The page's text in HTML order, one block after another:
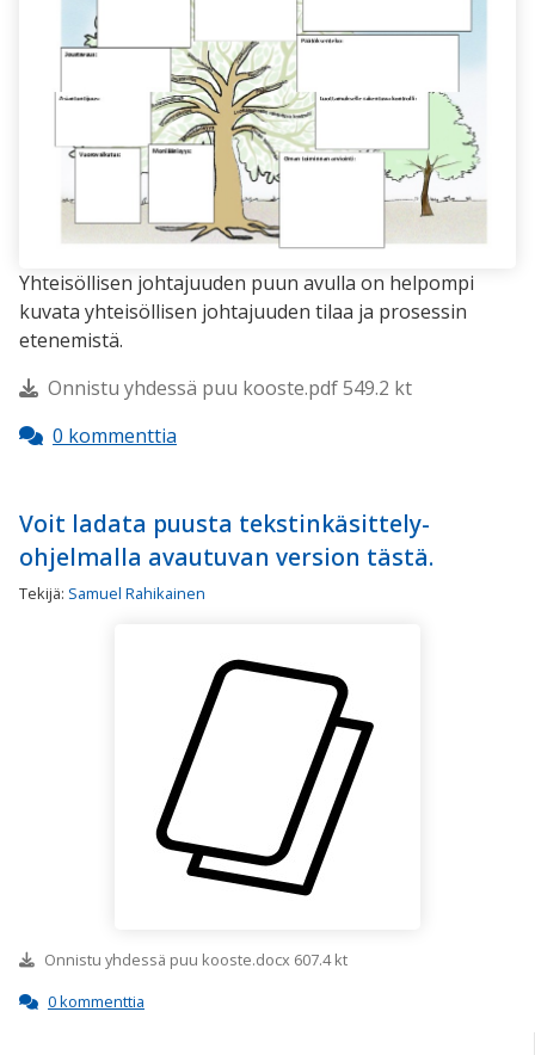
Yhteisöllisen johtajuuden puun avulla on helpompi
kuvata yhteisöllisen johtajuuden tilaa ja prosessin
etenemistä.
Onnistu yhdessä puu kooste.pdf 549.2 kt
0 kommenttia
Voit ladata puusta tekstinkäsittely-
ohjelmalla avautuvan version tästä.
Tekijä: Samuel Rahikainen
Onnistu yhdessä puu kooste.docx 607.4 kt
0 kommenttia